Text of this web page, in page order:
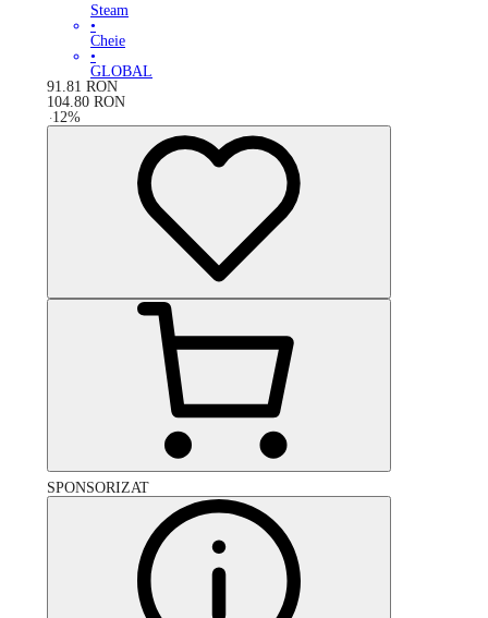
Steam
•
Cheie
•
GLOBAL
91.81 RON
104.80 RON
-12%
SPONSORIZAT